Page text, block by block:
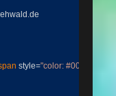
.de
style="color: #00ff00;"